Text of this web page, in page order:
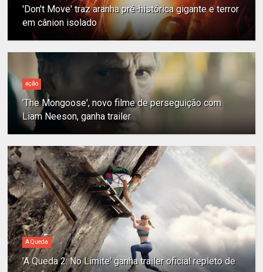
'Don't Move' traz aranha pré-histórica gigante e terror
em cânion isolado
ação
'The Mongoose', novo filme de perseguição com
Liam Neeson, ganha trailer
A Queda
'A Queda 2: No Limite' ganha trailer oficial repleto de